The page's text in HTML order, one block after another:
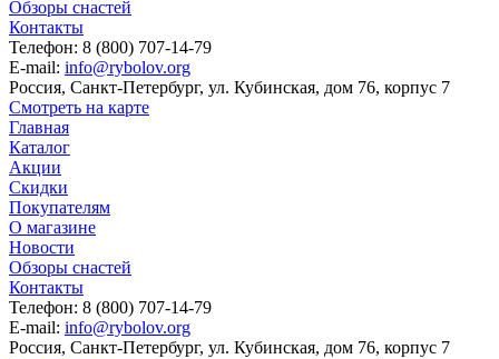
Обзоры снастей
Контакты
Телефон: 8 (800) 707-14-79
E-mail: info@rybolov.org
Россия, Санкт-Петербург, ул. Кубинская, дом 76, корпус 7
Смотреть на карте
Главная
Каталог
Акции
Скидки
Покупателям
О магазине
Новости
Обзоры снастей
Контакты
Телефон: 8 (800) 707-14-79
E-mail: info@rybolov.org
Россия, Санкт-Петербург, ул. Кубинская, дом 76, корпус 7